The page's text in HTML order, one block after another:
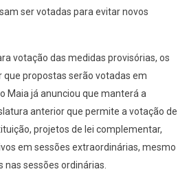
ser votadas para evitar novos
votação das medidas provisórias, os
propostas serão votadas em
Maia já anunciou que manterá a
anterior que permite a votação de
projetos de lei complementar,
em sessões extraordinárias, mesmo
nas sessões ordinárias.